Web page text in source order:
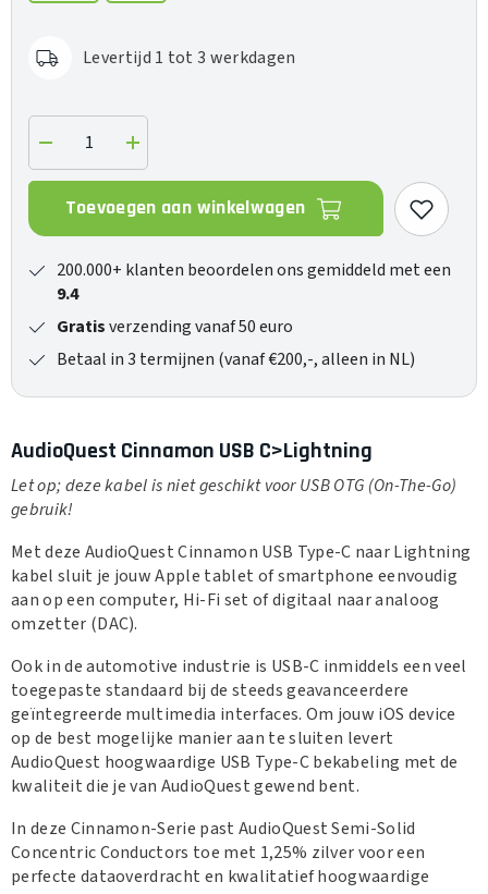
Levertijd 1 tot 3 werkdagen
Verlaag
de
hoeveelheid
voor
Cinnamon
Verhoog
de
hoeveelheid
Cinnamon
Toevoegen aan winkelwagen
200.000+ klanten beoordelen ons gemiddeld met een
9.4
Gratisverzending vanaf 50 euro
Betaal in 3 termijnen (vanaf €200,-, alleen in NL)
AudioQuest Cinnamon USB C>Lightning
Let op; deze kabel is niet geschikt voor USB OTG (On-The-Go)
gebruik!
Met deze AudioQuest Cinnamon USB Type-C naar Lightning
kabel sluit je jouw Apple tablet of smartphone eenvoudig
aan op een computer, Hi-Fi set of digitaal naar analoog
omzetter (DAC).
Ook in de automotive industrie is USB-C inmiddels een veel
toegepaste standaard bij de steeds geavanceerdere
geïntegreerde multimedia interfaces. Om jouw iOS device
op de best mogelijke manier aan te sluiten levert
AudioQuest hoogwaardige USB Type-C bekabeling met de
kwaliteit die je van AudioQuest gewend bent.
In deze Cinnamon-Serie past AudioQuest Semi-Solid
Concentric Conductors toe met 1,25% zilver voor een
perfecte dataoverdracht en kwalitatief hoogwaardige